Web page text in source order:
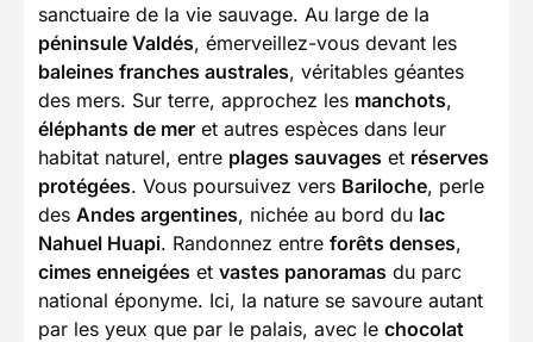
sanctuaire de la vie sauvage. Au large de la
péninsule Valdés, émerveillez-vous devant les
baleines franches australes, véritables géantes
des mers. Sur terre, approchez les manchots,
éléphants de mer et autres espèces dans leur
habitat naturel, entre plages sauvages et réserves
protégées. Vous poursuivez vers Bariloche, perle
des Andes argentines, nichée au bord du lac
Nahuel Huapi. Randonnez entre forêts denses,
cimes enneigées et vastes panoramas du parc
national éponyme. Ici, la nature se savoure autant
par les yeux que par le palais, avec le chocolat